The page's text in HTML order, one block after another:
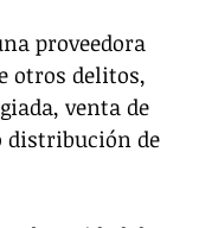
proveedora
otros delitos,
venta de
distribución de